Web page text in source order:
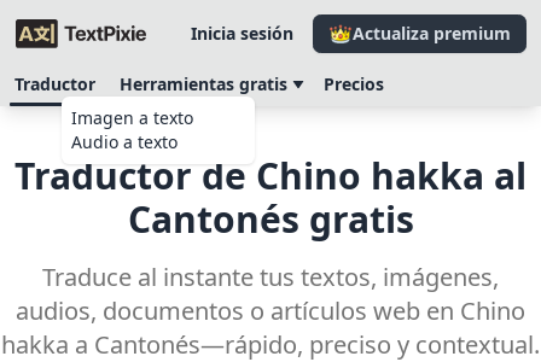
Inicia sesión Actualiza premium
Traductor
Herramientas gratis
Imagen a texto
Audio a texto
Precios
Traductor de Chino hakka al
Cantonés gratis
Traduce al instante tus textos, imágenes,
audios, documentos o artículos web en Chino
hakka a Cantonés—rápido, preciso y contextual.